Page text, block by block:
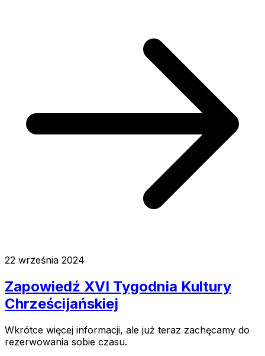
22 września 2024
Zapowiedź XVI Tygodnia Kultury
Chrześcijańskiej
Wkrótce więcej informacji, ale już teraz zachęcamy do
rezerwowania sobie czasu.